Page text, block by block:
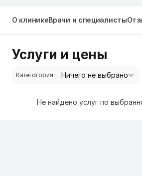
О клиникеВрачи и специалисты
Услуги и цены
Категогория:
Не найдено услуг по